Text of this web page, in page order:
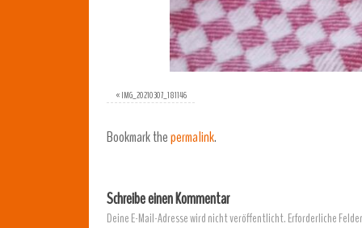
«IMG_20210307_181146
Bookmark thepermalink.
Schreibe einen Kommentar
Deine E-Mail-Adresse wird nicht veröffentlicht.Erforderliche